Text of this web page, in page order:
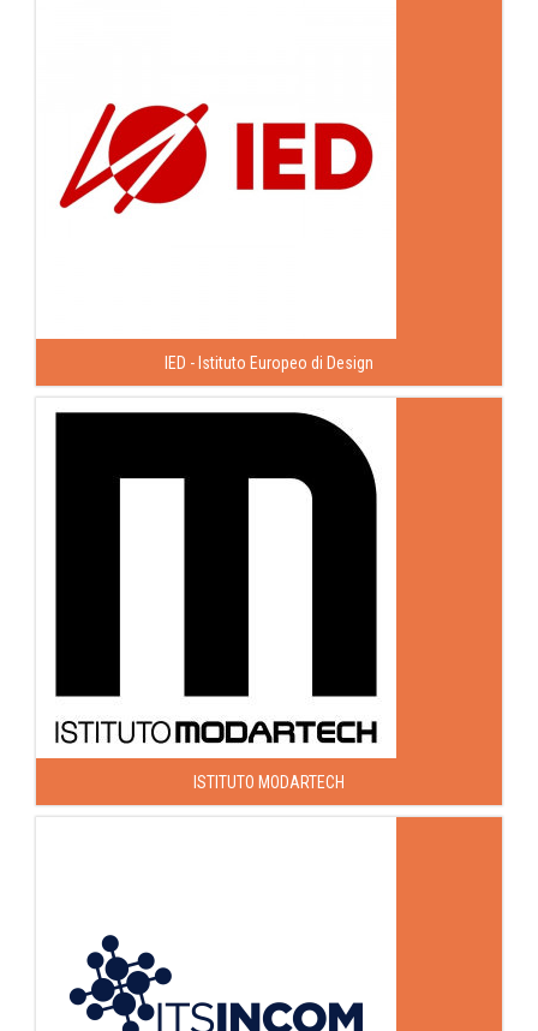
IED - Istituto Europeo di Design
ISTITUTO MODARTECH